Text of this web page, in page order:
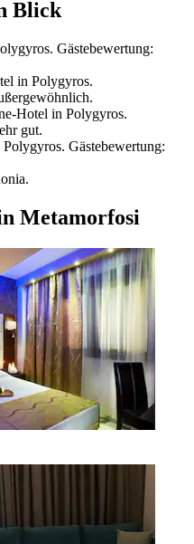
Blick
Gästebewertung:
in Polygyros.
Hotel in Polygyros.
gut.
Gästebewertung:
Metamorfosi